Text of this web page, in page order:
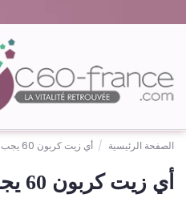
الصفحة الرئيسية أي زيت كربون 60 يجب اختياره؟
أي زيت كربون 60 يجب اختياره؟